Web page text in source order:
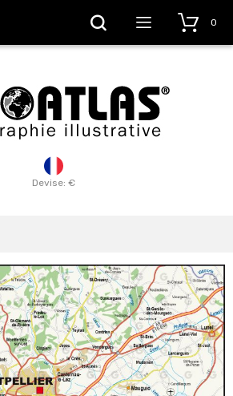
Devise: €
0